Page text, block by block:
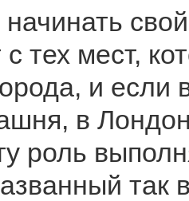
начинать
с тех мест,
и если
в
роль
так